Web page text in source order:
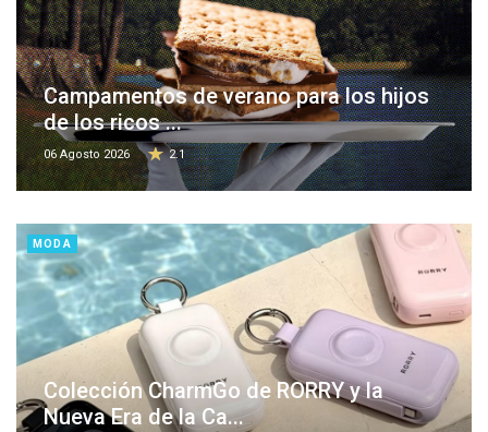
Campamentos de verano para los hijos
de los ricos ...
06 Agosto 2026 2.1
MODA
Colección CharmGo de RORRY y la
Nueva Era de la Ca...